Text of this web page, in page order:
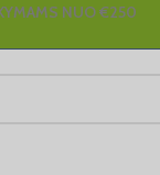
NUO €250